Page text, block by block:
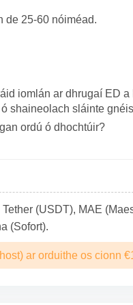
de 25-60 nóiméad.
iomlán ar dhrugaí ED a
shaineolach sláinte
ordú ó dhochtúir?
(USDТ), MAE
(Sofort).
ar orduithe os cionn